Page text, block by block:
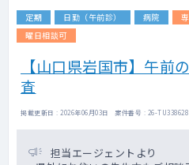
定期 日勤（午前診） 病院
曜日相談可
【山口県岩国市】午
査
掲載更新日 : 2026年06月03日 案件番号 : 26-TU338628
担当エージェントより